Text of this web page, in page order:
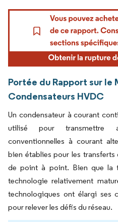
Portée du Rapport sur le
Condensateurs HVDC
Un condensateur à courant
utilisé pour transmettre
conventionnelles à courant
bien établies pour les
de point à point. Bien que la
technologie relativement
technologiques ont élargi ses
pour relever les défis du réseau.